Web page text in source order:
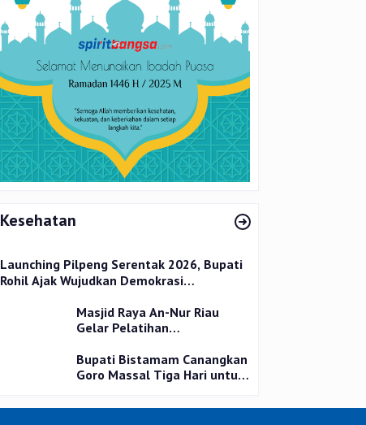
Kesehatan
Launching Pilpeng Serentak 2026, Bupati
Rohil Ajak Wujudkan Demokrasi
Masjid Raya An-Nur Riau
Gelar Pelatihan
Langsung Praktik dan Gratis
Bupati Bistamam Canangkan
Goro Massal Tiga Hari untuk